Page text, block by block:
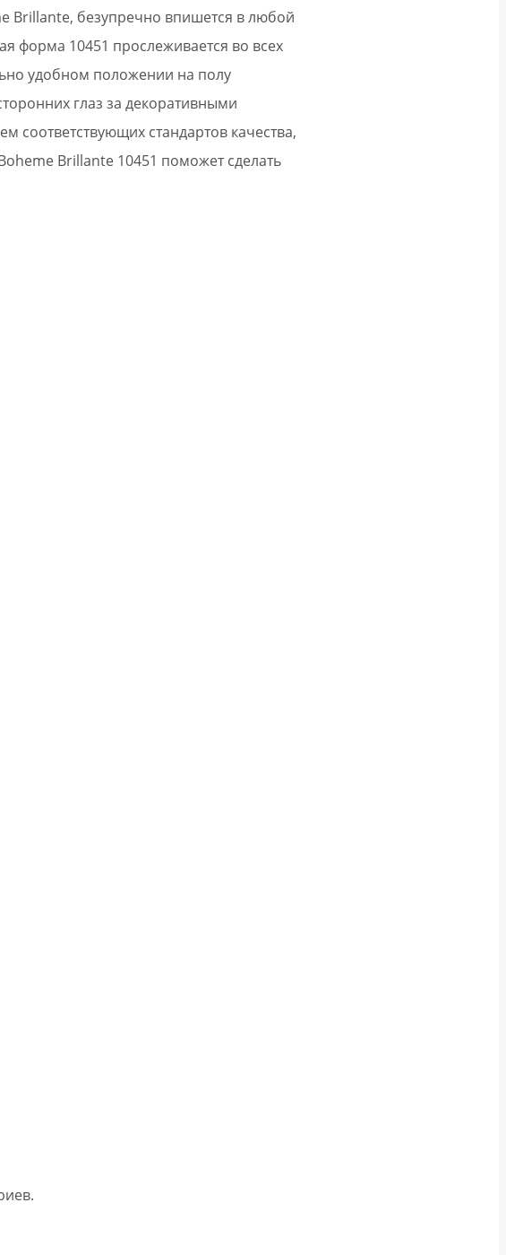
Brillante, безупречно впишется в любой
форма 10451 прослеживается во всех
удобном положении на полу
глаз за декоративными
соответствующих стандартов качества,
Brillante 10451 поможет сделать